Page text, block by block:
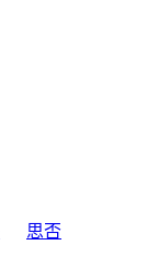
思否